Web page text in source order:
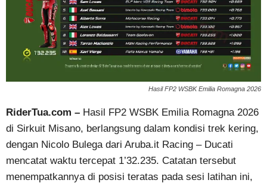
Hasil FP2 WSBK Emilia Romagna 2026
RiderTua.com – Hasil FP2 WSBK Emilia Romagna 2026
di Sirkuit Misano, berlangsung dalam kondisi trek kering,
dengan Nicolo Bulega dari Aruba.it Racing – Ducati
mencatat waktu tercepat 1’32.235. Catatan tersebut
menempatkannya di posisi teratas pada sesi latihan ini,